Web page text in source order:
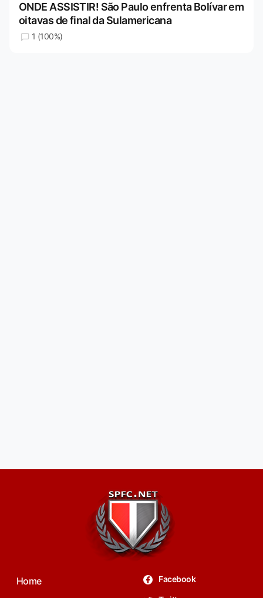
ONDE ASSISTIR! São Paulo enfrenta Bolívar em
oitavas de final da Sulamericana
1 (100%)
Home Facebook